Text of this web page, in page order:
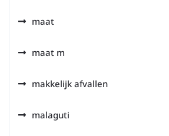
maat
maat m
makkelijk afvallen
malaguti